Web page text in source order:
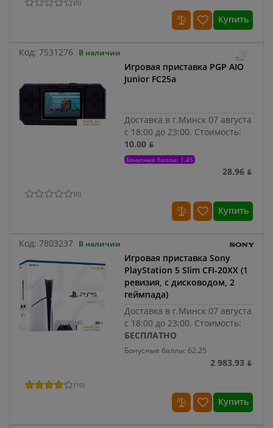
(0)
Купить
Код: 7531276 В наличии
Игровая приставка PGP AIO
Junior FC25a
Доставка в г.Минск 07 августа
с 18:00 до 23:00. Стоимость:
10.00 ƃ
Бонусные баллы: 1.45
28.96 ƃ
(0)
Купить
Код: 7803237 В наличии
Игровая приставка Sony
PlayStation 5 Slim CFI-20XX (1
ревизия, с дисководом, 2
геймпада)
Доставка в г.Минск 07 августа
с 18:00 до 23:00. Стоимость:
БЕСПЛАТНО
Бонусные баллы: 62.25
2 983.93 ƃ
(10)
Купить